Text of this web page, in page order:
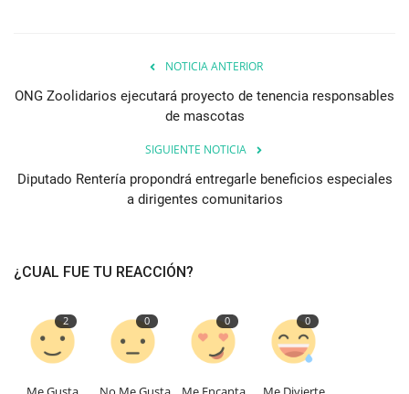
NOTICIA ANTERIOR
ONG Zoolidarios ejecutará proyecto de tenencia responsables
de mascotas
SIGUIENTE NOTICIA
Diputado Rentería propondrá entregarle beneficios especiales
a dirigentes comunitarios
¿CUAL FUE TU REACCIÓN?
2 0 0 0